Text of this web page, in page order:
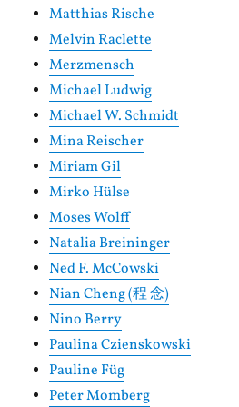
Matthias Rische
Melvin Raclette
Merzmensch
Michael Ludwig
Michael W. Schmidt
Mina Reischer
Miriam Gil
Mirko Hülse
Moses Wolff
Natalia Breininger
Ned F. McCowski
Nian Cheng (程 念)
Nino Berry
Paulina Czienskowski
Pauline Füg
Peter Momberg